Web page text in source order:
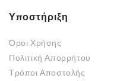
Υποστήριξη
Όροι Χρήσης
Πολιτική Απορρήτου
Τρόποι Αποστολής